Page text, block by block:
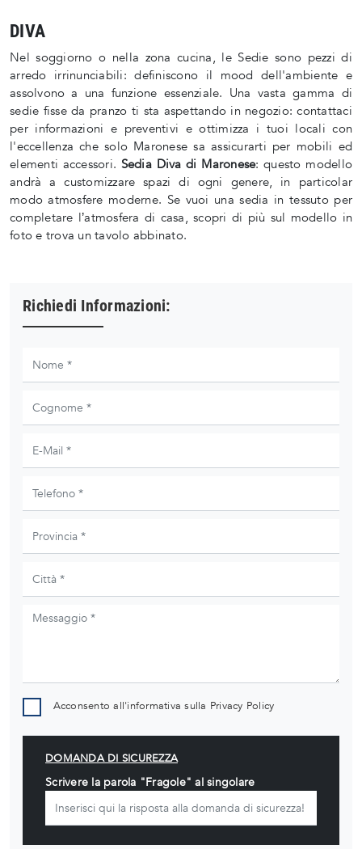
DIVA
Nel soggiorno o nella zona cucina, le Sedie sono pezzi di
arredo irrinunciabili: definiscono il mood dell'ambiente e
assolvono a una funzione essenziale. Una vasta gamma di
sedie fisse da pranzo ti sta aspettando in negozio: contattaci
per informazioni e preventivi e ottimizza i tuoi locali con
l'eccellenza che solo Maronese sa assicurarti per mobili ed
elementi accessori. Sedia Diva di Maronese: questo modello
andrà a customizzare spazi di ogni genere, in particolar
modo atmosfere moderne. Se vuoi una sedia in tessuto per
completare l’atmosfera di casa, scopri di più sul modello in
foto e trova un tavolo abbinato.
Richiedi Informazioni:
Acconsento all'informativa sulla Privacy Policy
DOMANDA DI SICUREZZA
Scrivere la parola "Fragole" al singolare